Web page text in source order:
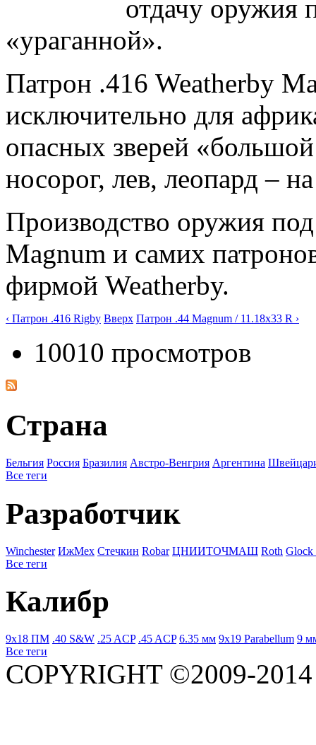
отдачу оружия
«ураганной».
Патрон .416 Weatherby
исключительно для
опасных зверей
носорог, лев, леопард –
Производство оружия
Magnum и самих
фирмой Weatherby.
‹ Патрон .416 Rigby Вверх Патрон .44 Magnum / 11.18x33 R ›
10010 просмотров
Страна
Бельгия Росcия Бразилия Австро-Венгрия Аргентина
Все теги
Разработчик
Winchester ИжМех Стечкин Robar ЦНИИТОЧМАШ Roth Glock
Все теги
Калибр
9x18 ПМ .40 S&W .25 ACP .45 ACP 6.35 мм 9x19 Parabellum 9
Все теги
COPYRIGHT ©2009-